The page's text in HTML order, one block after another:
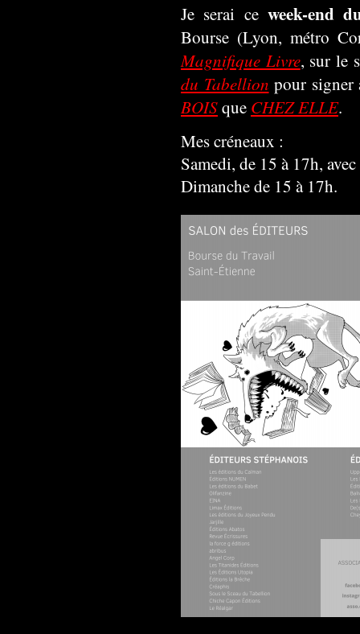
Je serai ce week-end
Bourse (Lyon, métro
Magnifique Livre, sur le
du Tabellion pour
BOISque CHEZ ELLE.
Mes créneaux :
Samedi, de 15 à 17h,
Dimanche de 15 à 17h.